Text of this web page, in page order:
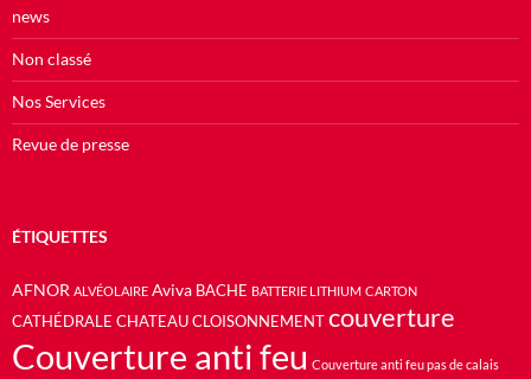
news
Non classé
Nos Services
Revue de presse
ÉTIQUETTES
AFNOR ALVÉOLAIRE Aviva BACHE BATTERIE LITHIUM CARTON
CATHÉDRALE CHATEAU CLOISONNEMENT couverture
Couverture anti feu Couverture anti feu pas de calais